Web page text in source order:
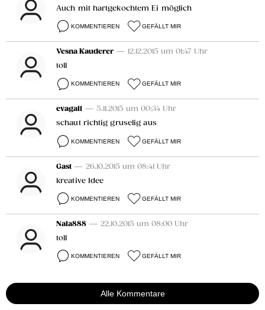
Auch mit hartgekochtem Ei möglich
KOMMENTIEREN GEFÄLLT MIR
Vesna Kauderer — 12.12.2015 um 01:47 Uhr
toll
KOMMENTIEREN GEFÄLLT MIR
evagall — 5.11.2015 um 00:34 Uhr
schaut richtig gruselig aus
KOMMENTIEREN GEFÄLLT MIR
Gast — 26.10.2015 um 08:41 Uhr
kreative Idee
KOMMENTIEREN GEFÄLLT MIR
Nala888 — 22.10.2015 um 08:00 Uhr
toll
KOMMENTIEREN GEFÄLLT MIR
Alle Kommentare